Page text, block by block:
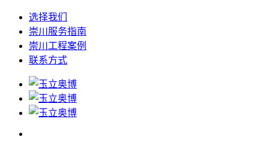
选择我们
崇川服务指南
崇川工程案例
联系方式